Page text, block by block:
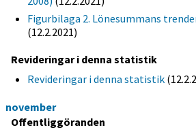
Figurbilaga 2. Lönesummans
(12.2.2021)
Revideringar i denna statistik
Revideringar i denna statistik
november
Offentliggöranden